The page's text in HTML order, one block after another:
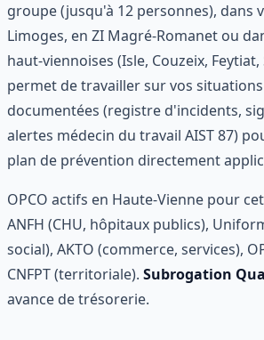
groupe (jusqu'à 12 personnes), dans
Limoges, en ZI Magré-Romanet ou
haut-viennoises (Isle, Couzeix, Feytiat,
permet de travailler sur vos
documentées (registre d'incidents,
alertes médecin du travail AIST 87)
plan de prévention directement
OPCO actifs en Haute-Vienne pour
ANFH (CHU, hôpitaux publics),
social), AKTO (commerce, services),
CNFPT (territoriale). Subrogation
avance de trésorerie.